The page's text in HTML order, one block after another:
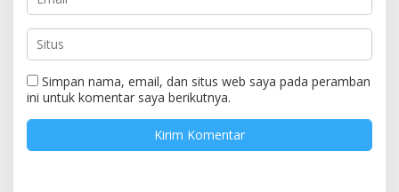
Simpan nama, email, dan situs web saya pada peramban
ini untuk komentar saya berikutnya.